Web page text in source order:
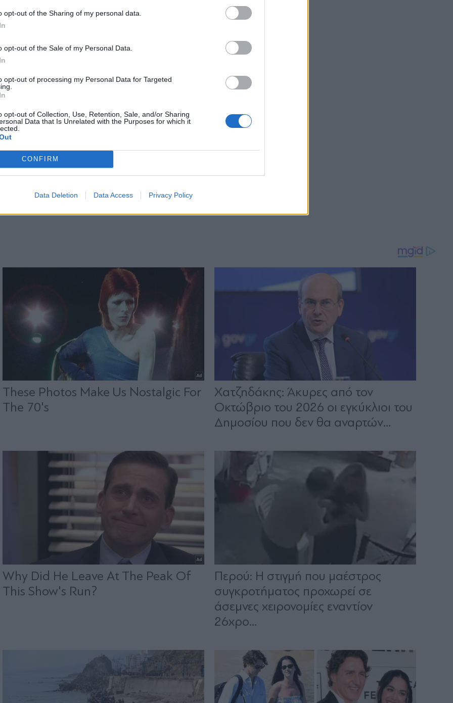
opt-out of the Sharing of my personal data.
opt-out of the Sale of my Personal Data.
opt-out of processing my Personal Data for Targeted
opt-out of Collection, Use, Retention, Sale, and/or Sharing
Data that Is Unrelated with the Purposes for which it
CONFIRM
Data Deletion Data Access Privacy Policy
22.06.2024 15:00
και ενιαία
τους
ΠΟΛΙΤΙΚΗ
18.06.2024 21:30
PARAPOLITIKA NEWSROOM
Το κρίσιμο πολιτικό
απειλές για διαγραφές, η
Αποδέχομαι τουςόρους χρήσης